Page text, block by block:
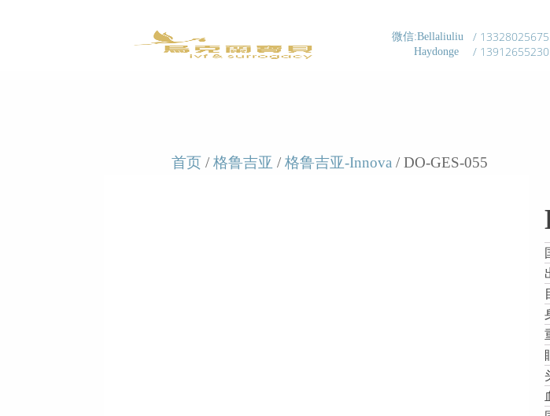
微信:Bellaliuliu
Haydonge
/ 13328025675
/ 13912655230
首页 / 格鲁吉亚 / 格鲁吉亚-Innova / DO-GES-055